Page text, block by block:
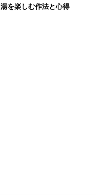
湯を楽しむ作法と心得